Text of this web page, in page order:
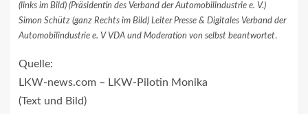
(links im Bild) (Präsidentin des Verband der Automobilindustrie e. V.)
Simon Schütz (ganz Rechts im Bild) Leiter Presse & Digitales Verband der
Automobilindustrie e. V VDA und Moderation von selbst beantwortet.
Quelle:
LKW-news.com – LKW-Pilotin Monika
(Text und Bild)